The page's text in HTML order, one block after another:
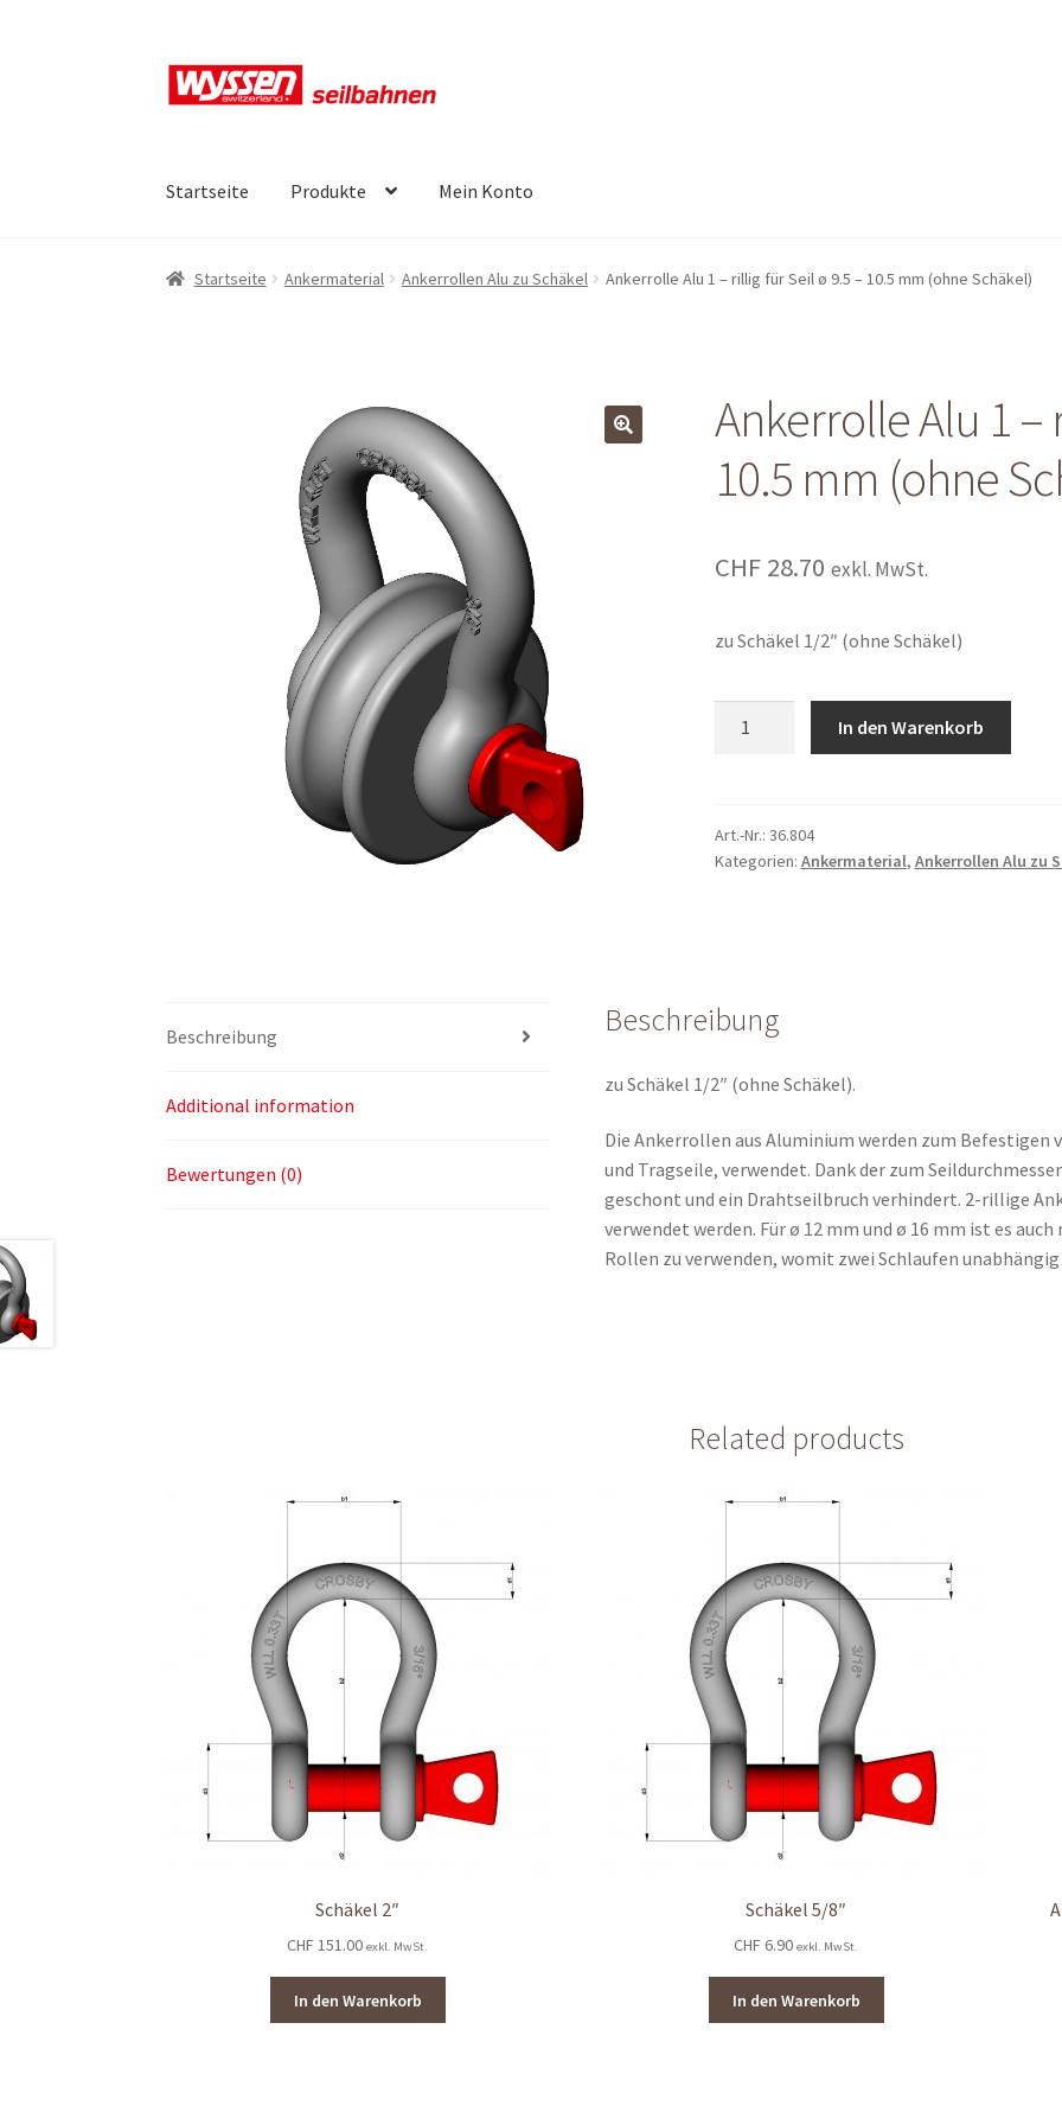
Zur
Navigation
Zum
Inhalt
Startseite Produkte Mein Konto
Start Kasse Kasse Mein Konto Mein Konto Mein Konto Shop Shop Warenkorb Warenkorb Warenkorb
Startseite Ankermaterial Ankerrollen Alu zu Schäkel Ankerrolle Alu 1 – rillig für Seil ø 9.5 – 10.5 mm (ohne Schäkel)
Ankerrolle Alu 1 –
10.5 mm (ohne
CHF28.70 exkl. MwSt.
zu Schäkel 1/2″ (ohne Schäkel)
rillig
für
10.5
Schäkel)
quantity
In den Warenkorb
Art.-Nr.: 36.804
Kategorien: Ankermaterial, Ankerrollen Alu zu
Beschreibung
Additional information
Bewertungen (0)
Beschreibung
zu Schäkel 1/2″ (ohne Schäkel).
Die Ankerrollen aus Aluminium werden zum Befestigen
und Tragseile, verwendet. Dank der zum
geschont und ein Drahtseilbruch verhindert. 2-rillige
verwendet werden. Für ø 12 mm und ø 16 mm ist es
Rollen zu verwenden, womit zwei Schlaufen
Related products
Schäkel 2″
CHF 151.00 exkl. MwSt.
In den Warenkorb
Schäkel 5/8″
CHF 6.90 exkl. MwSt.
In den Warenkorb